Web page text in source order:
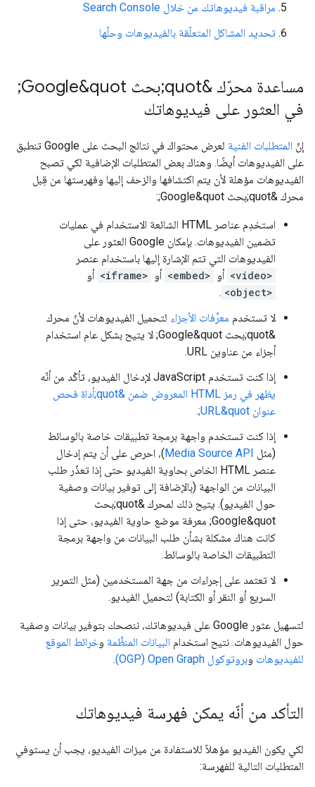
مراقبة فيديوهاتك من خلال Search Console
تحديد المشاكل المتعلّقة بالفيديوهات وحلّها
مساعدة محرّك &quot;بحث Google&quot;
في العثور على فيديوهاتك
إنّ المتطلبات الفنية
لعرض محتواك في نتائج البحث على Google تنطبق
على الفيديوهات أيضًا. وهناك بعض المتطلبات الإضافية لكي تصبح
الفيديوهات مؤهلة لأن يتم اكتشافها والزحف إليها وفهرستها من قِبل
محرك &quot;بحث Google&quot;:
استخدِم عناصر HTML الشائعة الاستخدام في عمليات
تضمين الفيديوهات. بإمكان Google العثور على
الفيديوهات التي تتم الإشارة إليها باستخدام عنصر
<video> أو <embed> أو <iframe> أو
<object>
.
لا تستخدم معرِّفات الأجزاء لتحميل الفيديوهات لأنّ محرك
&quot;بحث Google&quot; لا يتيح بشكل عام استخدام
أجزاء من عناوين URL.
إذا كنت تستخدم JavaScript لإدخال الفيديو، تأكّد من أنّه
يظهر في رمز HTML المعروض ضمن &quot;أداة فحص
عنوان URL&quot;
.
إذا كنت تستخدم واجهة برمجة تطبيقات خاصة بالوسائط
(مثل Media Source API)، احرص على أن يتم إدخال
عنصر HTML الخاص بحاوية الفيديو حتى إذا تعذّر طلب
البيانات من الواجهة (بالإضافة إلى توفير بيانات وصفية
حول الفيديو). يتيح ذلك لمحرك &quot;بحث
Google&quot; معرفة موضع حاوية الفيديو، حتى إذا
كانت هناك مشكلة بشأن طلب البيانات من واجهة برمجة
التطبيقات الخاصة بالوسائط.
لا تعتمد على إجراءات من جهة المستخدمين (مثل التمرير
السريع أو النقر أو الكتابة) لتحميل الفيديو.
لتسهيل عثور Google على فيديوهاتك، ننصحك بتوفير بيانات وصفية
حول الفيديوهات. نتيح استخدام البيانات المنظَّمة وخرائط الموقع
للفيديوهات وبروتوكول Open Graph‏ (OGP) .
التأكد من أنّه يمكن فهرسة فيديوهاتك
لكي يكون الفيديو مؤهلاً للاستفادة من ميزات الفيديو، يجب أن يستوفي
المتطلبات التالية للفهرسة: